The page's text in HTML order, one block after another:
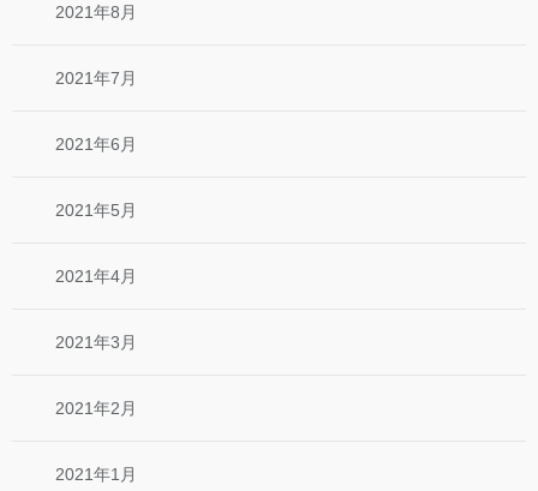
2021年8月
2021年7月
2021年6月
2021年5月
2021年4月
2021年3月
2021年2月
2021年1月